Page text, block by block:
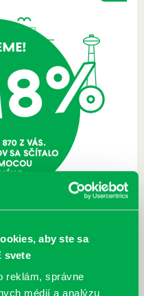
aby ste sa
svete
reklám, správne
médií a analýzu
sčítaní v knižnici
sme sčítali viac ako 200